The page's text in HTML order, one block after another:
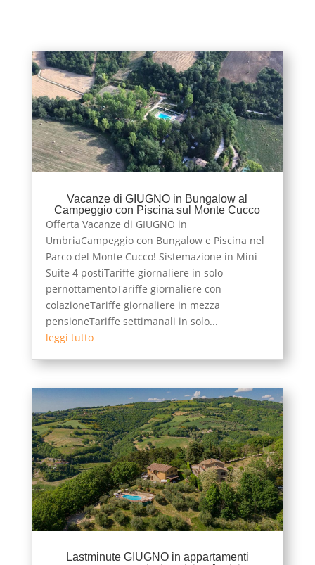
Vacanze di GIUGNO in Bungalow al
Campeggio con Piscina sul Monte Cucco
Offerta Vacanze di GIUGNO in
UmbriaCampeggio con Bungalow e Piscina nel
Parco del Monte Cucco! Sistemazione in Mini
Suite 4 postiTariffe giornaliere in solo
pernottamentoTariffe giornaliere con
colazioneTariffe giornaliere in mezza
pensioneTariffe settimanali in solo...
leggi tutto
Lastminute GIUGNO in appartamenti